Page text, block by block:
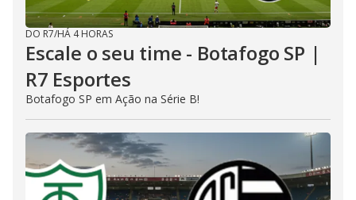
DO R7/HÁ 4 HORAS
Escale o seu time - Botafogo SP |
R7 Esportes
Botafogo SP em Ação na Série B!